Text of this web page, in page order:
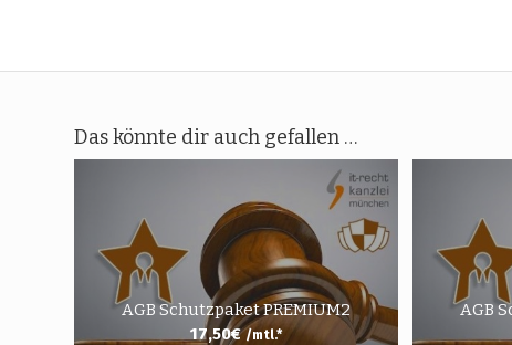
Das könnte dir auch gefallen …
AGB Schutzpaket PREMIUM2
17,50€ /mtl.*
AGB